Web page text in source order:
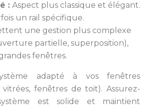
: Aspect plus classique et élégant.
un rail spécifique.
une gestion plus complexe
partielle, superposition),
fenêtres.
adapté à vos fenêtres
vitrées, fenêtres de toit). Assurez-
est solide et maintient